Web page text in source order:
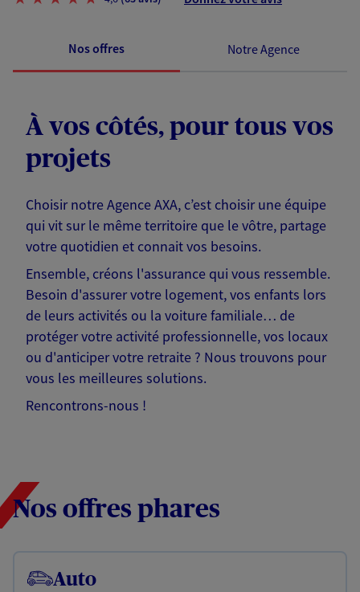
Nos offres Notre Agence
À vos côtés, pour tous vos
projets
Choisir notre Agence AXA, c’est choisir une équipe
qui vit sur le même territoire que le vôtre, partage
votre quotidien et connait vos besoins.
Ensemble, créons l'assurance qui vous ressemble.
Besoin d'assurer votre logement, vos enfants lors
de leurs activités ou la voiture familiale… de
protéger votre activité professionnelle, vos locaux
ou d'anticiper votre retraite ? Nous trouvons pour
vous les meilleures solutions.
Rencontrons-nous !
Nos offres phares
Auto